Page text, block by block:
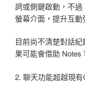
詞或側鍵啟動，不
螢幕介面，提升互動
目前尚不清楚對話
果可能會借助 Notes
2. 聊天功能超越現